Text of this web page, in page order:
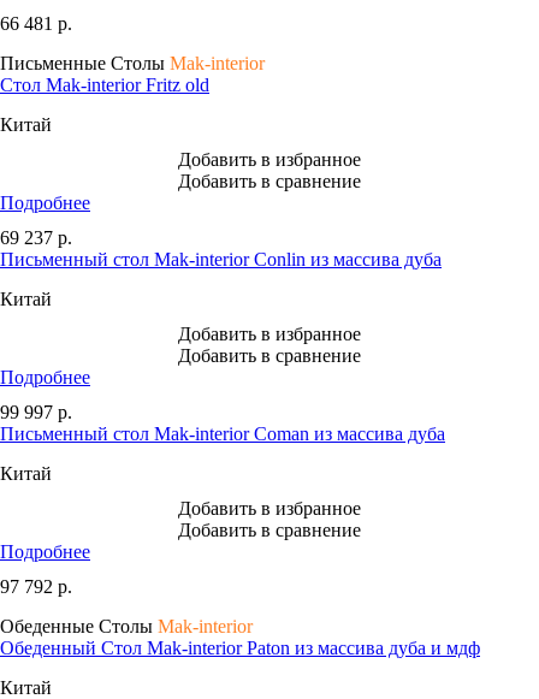
66 481 р.
Письменные Столы Mak-interior
Стол Mak-interior Fritz old
Китай
Добавить в избранное
Добавить в сравнение
Подробнее
69 237 р.
Письменный стол Mak-interior Conlin из массива дуба
Китай
Добавить в избранное
Добавить в сравнение
Подробнее
99 997 р.
Письменный стол Mak-interior Coman из массива дуба
Китай
Добавить в избранное
Добавить в сравнение
Подробнее
97 792 р.
Обеденные Столы Mak-interior
Обеденный Стол Mak-interior Paton из массива дуба и мдф
Китай